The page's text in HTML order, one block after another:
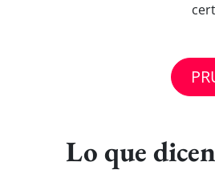
Lo que